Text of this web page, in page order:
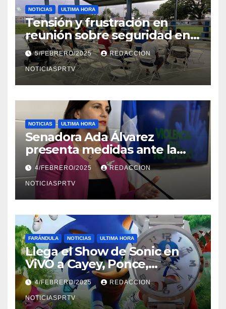
NOTICIAS ULTIMA HORA
Tensión y frustración en
reunión sobre seguridad en
Reparto Metropolitano
5/FEBRERO/2025 REDACCION
NOTICIASPRTV
NOTICIAS ULTIMA HORA
Senadora Ada Álvarez
presenta medidas ante la
violencia en el noviazgo
4/FEBRERO/2025 REDACCION
NOTICIASPRTV
FARÁNDULA NOTICIAS ULTIMA HORA
Llega el Show de Sonic en
ViVO a Cayey, Ponce,
Barceloneta y Humacao,
Relojes gratis para el que
compre ahora….
4/FEBRERO/2025 REDACCION
NOTICIASPRTV